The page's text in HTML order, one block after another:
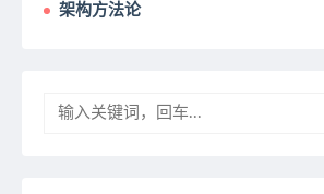
架构方法论